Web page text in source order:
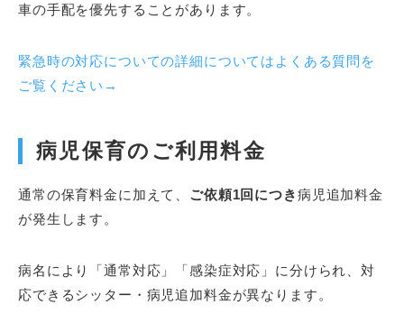
車の手配を優先することがあります。
緊急時の対応についての詳細についてはよくある質問を
ご覧ください→
病児保育のご利用料金
通常の保育料金に加えて、 ご依頼1回につき病児追加料金
が発生します。
病名により「通常対応」「感染症対応」に分けられ、対
応できるシッター・病児追加料金が異なります。